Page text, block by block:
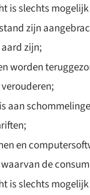
is slechts
zijn
zijn;
worden
aan
en
de
is slechts